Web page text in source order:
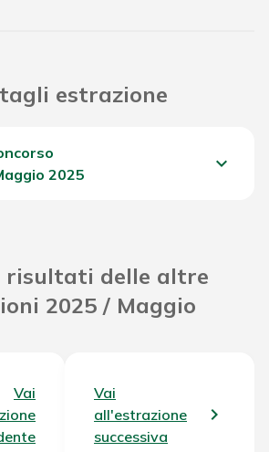
estrazione
2025
keyboard_arrow_down
risultati delle altre
2025 / Maggio
Vai
Vai
all'estrazione
successiva